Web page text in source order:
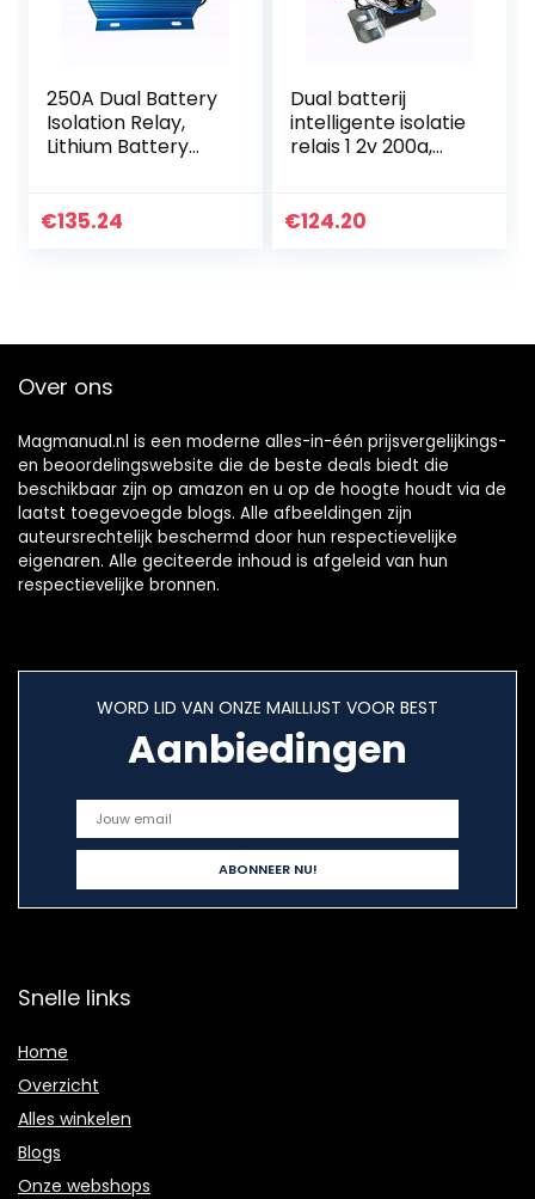
250A Dual Battery
Isolation Relay,
Lithium Battery
Isolation
€135.24
Dual batterij
intelligente isolatie
relais 1 2v 200a,
Dual Battery Relay
€124.20
Over ons
Magmanual.nl is een moderne alles-in-één prijsvergelijkings-
en beoordelingswebsite die de beste deals biedt die
beschikbaar zijn op amazon en u op de hoogte houdt via de
laatst toegevoegde blogs. Alle afbeeldingen zijn
auteursrechtelijk beschermd door hun respectievelijke
eigenaren. Alle geciteerde inhoud is afgeleid van hun
respectievelijke bronnen.
WORD LID VAN ONZE MAILLIJST VOOR BEST
Aanbiedingen
Snelle links
Home
Overzicht
Alles winkelen
Blogs
Onze webshops